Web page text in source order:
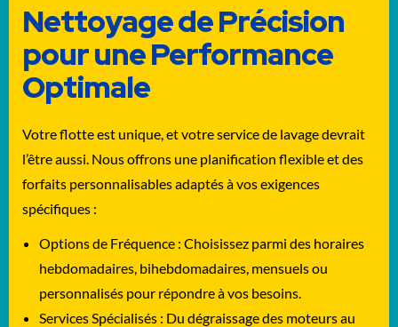
Nettoyage de Précision
pour une Performance
Optimale
Votre flotte est unique, et votre service de lavage devrait
l’être aussi. Nous offrons une planification flexible et des
forfaits personnalisables adaptés à vos exigences
spécifiques :
Options de Fréquence : Choisissez parmi des horaires
hebdomadaires, bihebdomadaires, mensuels ou
personnalisés pour répondre à vos besoins.
Services Spécialisés : Du dégraissage des moteurs au